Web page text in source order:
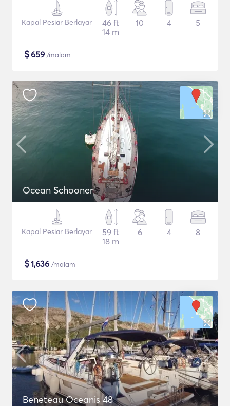
Kapal Pesiar Berlayar
46 ft
14 m
10 4 5
$659 /malam
Ocean Schooner
Kapal Pesiar Berlayar
59 ft
18 m
6 4 8
$1,636 /malam
Beneteau Oceanis 48